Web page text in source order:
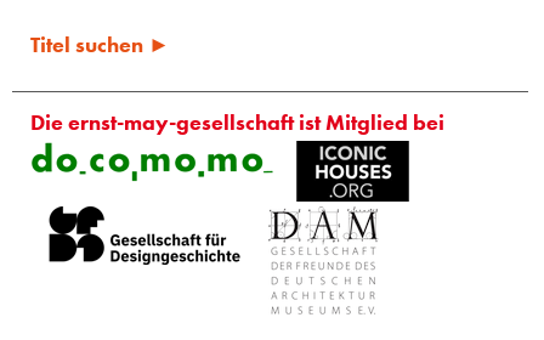
Titel suchen ►
Die ernst-may-gesellschaft ist Mitglied bei